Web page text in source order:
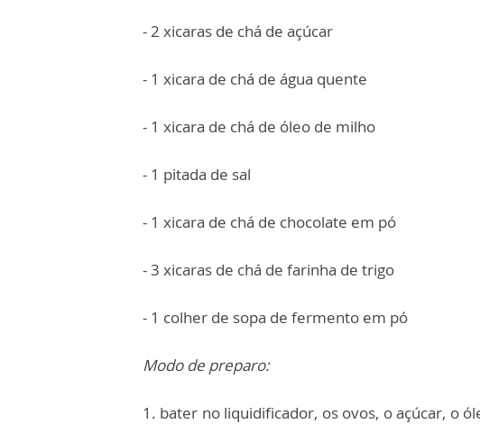
- 2 xicaras de chá de açúcar
- 1 xicara de chá de água quente
- 1 xicara de chá de óleo de milho
- 1 pitada de sal
- 1 xicara de chá de chocolate em pó
- 3 xicaras de chá de farinha de trigo
- 1 colher de sopa de fermento em pó
Modo de preparo:
1. bater no liquidificador, os ovos, o açúcar, o